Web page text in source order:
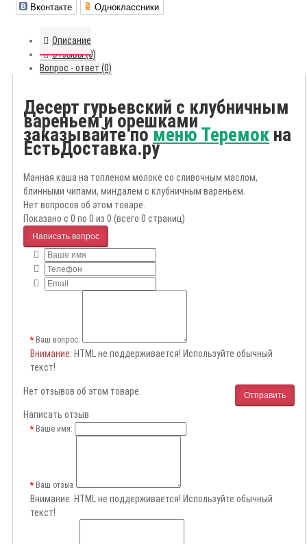
Вконтакте Одноклассники
Описание
Отзывы (0)
Вопрос - ответ (0)
Десерт гурьевский с клубничным
вареньем и орешками
заказывайте поменю Теремок на
ЕстьДоставка.ру
Манная каша на топленом молоке со сливочным маслом,
блинными чипами, миндалем с клубничным вареньем.
Нет вопросов об этом товаре.
Показано с 0 по 0 из 0 (всего 0 страниц)
Написать вопрос
Ваш вопрос:
Внимание: HTML не поддерживается! Используйте обычный
текст!
Отправить
Нет отзывов об этом товаре.
Написать отзыв
Ваше имя:
Ваш отзыв
Внимание: HTML не поддерживается! Используйте обычный
текст!